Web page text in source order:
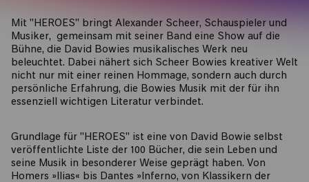
Mit "HEROES" bringt Alexander Scheer, Schauspieler und
Musiker, gemeinsam mit seiner Band eine Show auf die
Bühne, die David Bowies musikalisches Werk neu
beleuchtet. Dabei nähert sich Scheer Bowies kreativer Welt
nicht nur mit einer reinen Hommage, sondern auch durch
persönliche Erfahrung, die Bowies Musik mit der für ihn
essenziell wichtigen Literatur verbindet.
Grundlage für "HEROES" ist eine von David Bowie selbst
veröffentlichte Liste der 100 Bücher, die sein Leben und
seine Musik in besonderer Weise geprägt haben. Von
Homers »Ilias« bis Dantes »Inferno, von Klassikern der